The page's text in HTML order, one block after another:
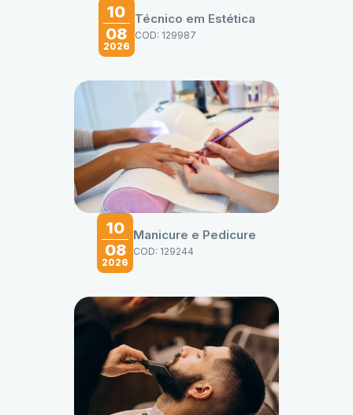
10
08
2026
Técnico em Estética
COD: 129987
10
08
2026
Manicure e Pedicure
COD: 129244